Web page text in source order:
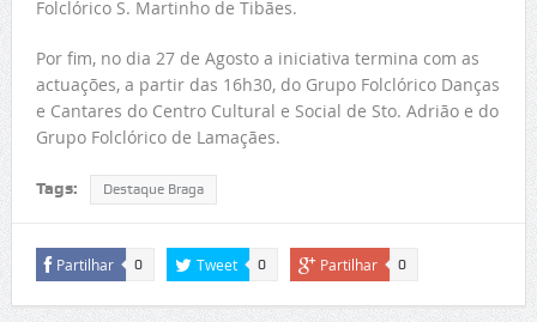
Folclórico S. Martinho de Tibães.
Por fim, no dia 27 de Agosto a iniciativa termina com as
actuações, a partir das 16h30, do Grupo Folclórico Danças
e Cantares do Centro Cultural e Social de Sto. Adrião e do
Grupo Folclórico de Lamaçães.
Tags: Destaque Braga
Partilhar 0 Tweet 0 Partilhar 0